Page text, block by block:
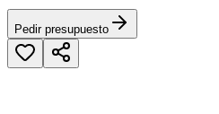
Pedir presupuesto